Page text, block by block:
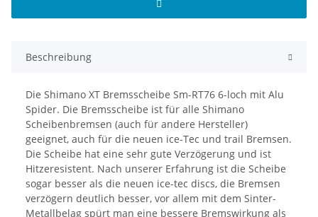
Beschreibung
Die Shimano XT Bremsscheibe Sm-RT76 6-loch mit Alu
Spider. Die Bremsscheibe ist für alle Shimano
Scheibenbremsen (auch für andere Hersteller)
geeignet, auch für die neuen ice-Tec und trail Bremsen.
Die Scheibe hat eine sehr gute Verzögerung und ist
Hitzeresistent. Nach unserer Erfahrung ist die Scheibe
sogar besser als die neuen ice-tec discs, die Bremsen
verzögern deutlich besser, vor allem mit dem Sinter-
Metallbelag spürt man eine bessere Bremswirkung als